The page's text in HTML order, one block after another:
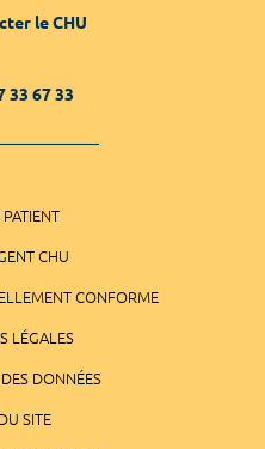
le CHU
33 67 33
PATIENT
CHU
CONFORME
LÉGALES
DONNÉES
SITE